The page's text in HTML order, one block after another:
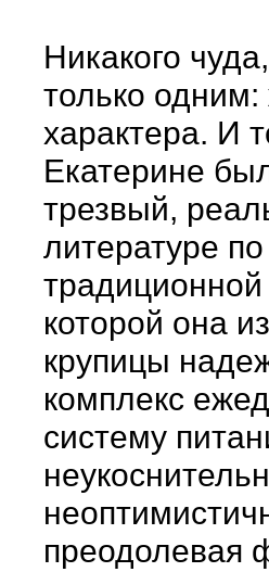
Никакого
только
характера. И
Екатерине
трезвый,
литературе
которой она
крупицы
комплекс
систему
преодолевая